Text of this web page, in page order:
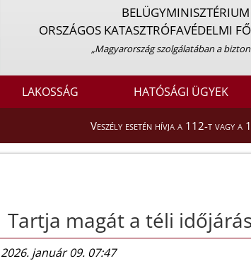
BELÜGYMINISZTÉRIUM
ORSZÁGOS KATASZTRÓFAVÉDELMI
„Magyarország szolgálatában a
LAKOSSÁG HATÓSÁGI ÜGYEK
Veszély esetén hívja a 112-t vagy a
Tartja magát a téli időjárás
2026. január 09. 07:47